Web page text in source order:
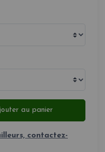
au panier
contactez-